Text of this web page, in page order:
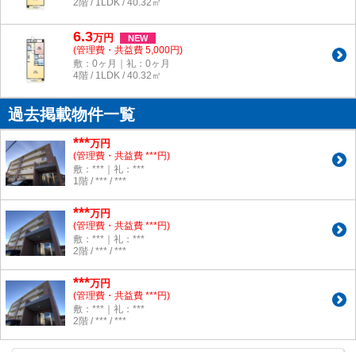
2階 / 1LDK / 40.32㎡
6.3万円 NEW
(管理費・共益費 5,000円)
敷：0ヶ月｜礼：0ヶ月
4階 / 1LDK / 40.32㎡
過去掲載物件一覧
***万円
(管理費・共益費 ***円)
敷：***｜礼：***
1階 / *** / ***
***万円
(管理費・共益費 ***円)
敷：***｜礼：***
2階 / *** / ***
***万円
(管理費・共益費 ***円)
敷：***｜礼：***
2階 / *** / ***